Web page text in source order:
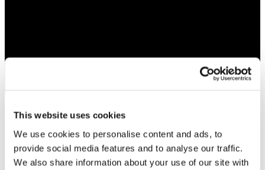
This website uses cookies
We use cookies to personalise content and ads, to
provide social media features and to analyse our traffic.
We also share information about your use of our site with
Handgjorda Smycken
Varje smycke som skapas i vår ateljé